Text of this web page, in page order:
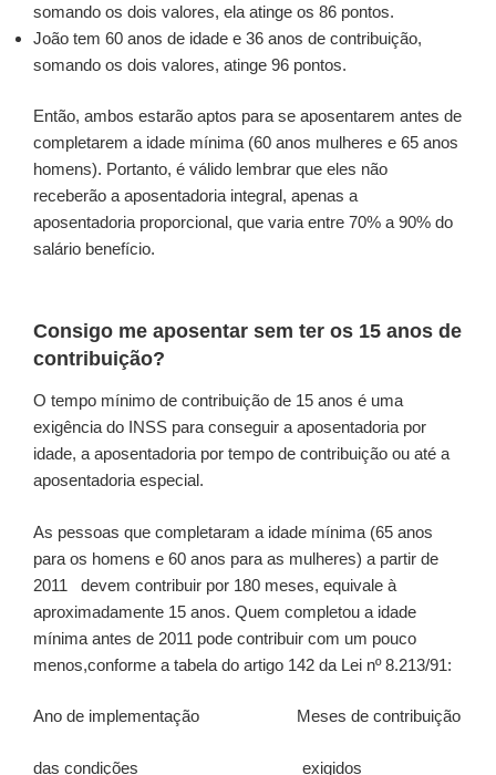
somando os dois valores, ela atinge os 86 pontos.
João tem 60 anos de idade e 36 anos de contribuição,
somando os dois valores, atinge 96 pontos.
Então, ambos estarão aptos para se aposentarem antes de
completarem a idade mínima (60 anos mulheres e 65 anos
homens). Portanto, é válido lembrar que eles não
receberão a aposentadoria integral, apenas a
aposentadoria proporcional, que varia entre 70% a 90% do
salário benefício.
Consigo me aposentar sem ter os 15 anos de
contribuição?
O tempo mínimo de contribuição de 15 anos é uma
exigência do INSS para conseguir a aposentadoria por
idade, a aposentadoria por tempo de contribuição ou até a
aposentadoria especial.
As pessoas que completaram a idade mínima (65 anos
para os homens e 60 anos para as mulheres) a partir de
2011 devem contribuir por 180 meses, equivale à
aproximadamente 15 anos. Quem completou a idade
mínima antes de 2011 pode contribuir com um pouco
menos,conforme a tabela do artigo 142 da Lei nº 8.213/91:
Ano de implementação Meses de contribuição
das condições exigidos